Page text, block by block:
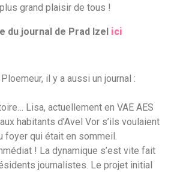
grand plaisir de tous !
du journal de Prad Izel ici
il y a aussi un journal :
Lisa, actuellement en VAE AES
habitants d’Avel Vor s’ils voulaient
foyer qui était en sommeil.
! La dynamique s’est vite fait
journalistes. Le projet initial